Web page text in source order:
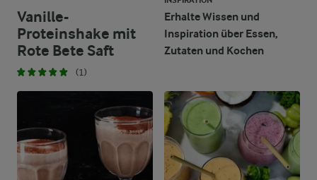
Vanille-
Proteinshake mit
Rote Bete Saft
(1)
Erhalte Wissen und
Inspiration über Essen,
Zutaten und Kochen